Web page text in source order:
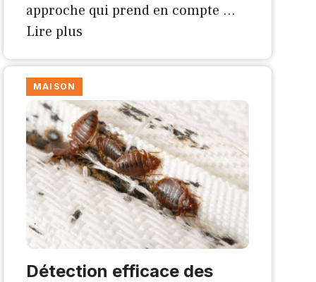
approche qui prend en compte …
Lire plus
MAISON
Détection efficace des